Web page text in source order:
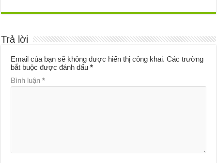
Trả lời
Email của bạn sẽ không được hiển thị công khai. Các trường
bắt buộc được đánh dấu*
Bình luận*